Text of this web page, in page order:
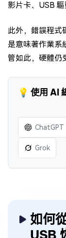
影片卡、USB 驅
此外，錯誤程式
是意味著作業系
管如此，硬體仍
💡 使用 AI
ChatGPT
Grok
如何